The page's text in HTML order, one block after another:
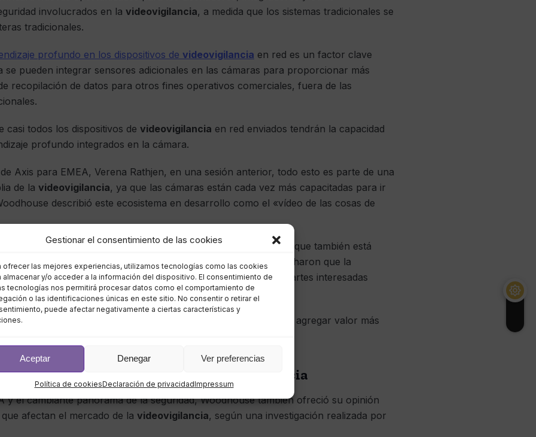
Gestionar el consentimiento de las cookies
ofrecer las mejores experiencias, utilizamos tecnologías como las cookies
almacenar y/o acceder a la información del dispositivo. El consentimiento de
tecnologías nos permitirá procesar datos como el comportamiento de
o las identificaciones únicas en este sitio. No consentir o retirar el
puede afectar negativamente a ciertas características y
Aceptar Denegar Ver preferencias
Política de cookiesDeclaración de privacidadImpressum
involucrados en la videovigilancia, a medida que los sistemas tradicionales se
tradicionales.
profundo en los dispositivos de videovigilancia en red es un factor clave
se pueden integrar sensores adicionales en las cámaras para proporcionar más
recopilación de datos para otros fines operativos comerciales, fuera de las
casi todos los dispositivos de videovigilancia en red enviados tendrán la capacidad
profundo integrados en la cámara.
Axis para EMEA, Verena Rathjen, en una sesión anterior, todo esto es parte de una
de la videovigilancia, ya que las cámaras están cada vez más capacitadas para ir
describió este ecosistema en desarrollo como el «vídeo de las cosas de
los ecosistemas devideovigilanciaexistentes, sino que también está
diseñadores e integradores de sistemas. Los asistentes escucharon que la
ha cambiado sus roles, ya que ahora deben hablar con más partes interesadas
que ahora los integradores y consultores de sistemas deben agregar valor más
dispositivos homólogos que están instalando.
que afectan al mercado de la videovigilancia
y el cambiante panorama de la seguridad, Woodhouse también ofreció su opinión
afectan el mercado de la videovigilancia, según una investigación realizada por